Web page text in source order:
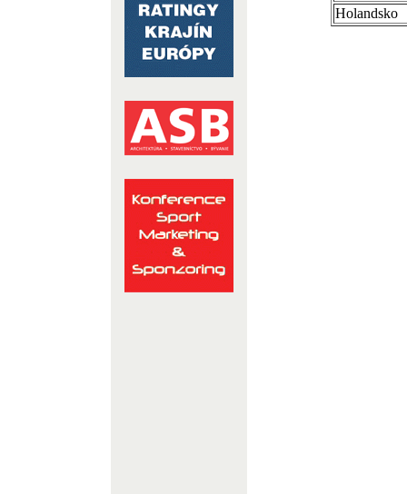
Holandsko